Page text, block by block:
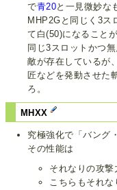
で青20と一見微妙な
MHP2Gと同じく3ス
て白(50)になることが
同じ3スロットかつ
敵が存在しているが、
匠などを発動させた
ろ。
MHXX
究極強化で「バング
その性能は
それなりの攻撃
こちらもそれな